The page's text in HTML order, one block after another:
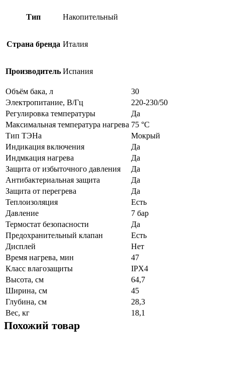
Тип Накопительный
Страна бренда Италия
Производитель Испания
Объём бака, л
30
Электропитание, В/Гц
220-230/50
Регулировка температуры
Да
Максимальная температура нагрева 75 °C
Тип ТЭНа
Мокрый
Индикация включения
Да
Индмкация нагрева
Да
Защита от избыточного давления
Да
Антибактериальная защита
Да
Защита от перегрева
Да
Теплоизоляция
Есть
Давление
7 бар
Термостат безопасности
Да
Предохранительный клапан
Есть
Дисплей
Нет
Время нагрева, мин
47
Класс влагозащиты
IPX4
Высота, см
64,7
Ширина, см
45
Глубина, см
28,3
Вес, кг
18,1
Похожий товар